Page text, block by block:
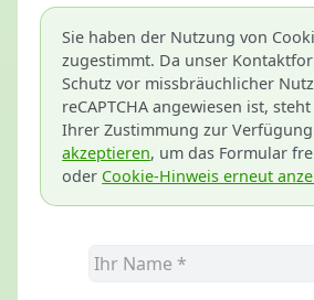
Sie haben der Nutzung von
zugestimmt. Da unser
Schutz vor missbräuchlicher
reCAPTCHA angewiesen ist,
Ihrer Zustimmung zur
akzeptieren, um das Formular
oder Cookie-Hinweis erneut